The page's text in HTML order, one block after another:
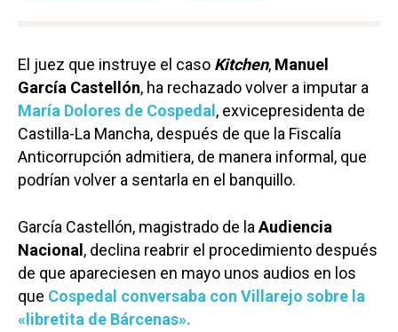
El juez que instruye el caso Kitchen, Manuel
García Castellón, ha rechazado volver a imputar a
María Dolores de Cospedal, exvicepresidenta de
Castilla-La Mancha, después de que la Fiscalía
Anticorrupción admitiera, de manera informal, que
podrían volver a sentarla en el banquillo.
García Castellón, magistrado de la Audiencia
Nacional, declina reabrir el procedimiento después
de que apareciesen en mayo unos audios en los
que Cospedal conversaba con Villarejo sobre la
«libretita de Bárcenas».